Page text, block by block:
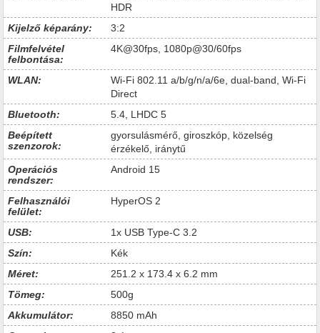
HDR
Kijelző képarány:
3:2
Filmfelvétel
felbontása:
4K@30fps, 1080p@30/60fps
WLAN:
Wi-Fi 802.11 a/b/g/n/a/6e, dual-band, Wi-Fi
Direct
Bluetooth:
5.4, LHDC 5
Beépített
szenzorok:
gyorsulásmérő, giroszkóp, közelség
érzékelő, iránytű
Operációs
rendszer:
Android 15
Felhasználói
felület:
HyperOS 2
USB:
1x USB Type-C 3.2
Szín:
Kék
Méret:
251.2 x 173.4 x 6.2 mm
Tömeg:
500g
Akkumulátor:
8850 mAh